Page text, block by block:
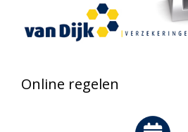
Online regelen